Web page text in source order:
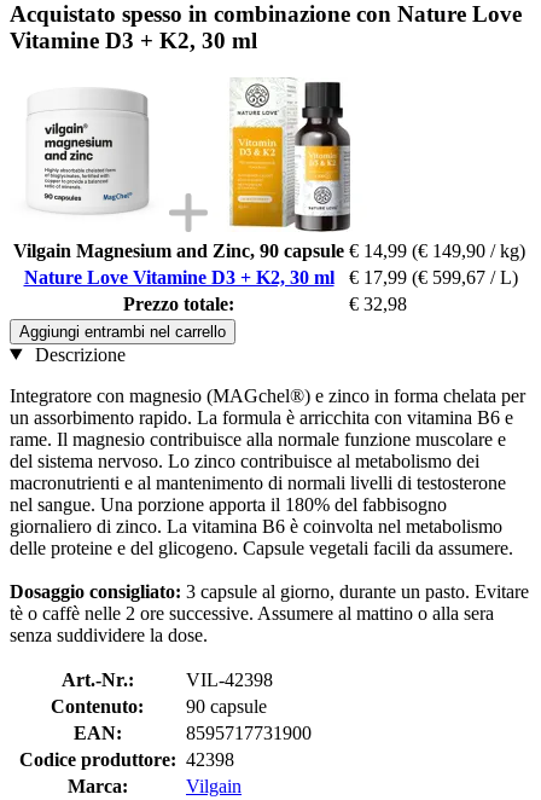
Acquistato spesso in combinazione con Nature Love
Vitamine D3 + K2, 30 ml
Vilgain Magnesium and Zinc, 90 capsule € 14,99 (€ 149,90 / kg)
Nature Love Vitamine D3 + K2, 30 ml
€ 17,99 (€ 599,67 / L)
Prezzo totale:
€ 32,98
Aggiungi entrambi nel carrello
Descrizione
Integratore con magnesio (MAGchel®) e zinco in forma chelata per
un assorbimento rapido. La formula è arricchita con vitamina B6 e
rame. Il magnesio contribuisce alla normale funzione muscolare e
del sistema nervoso. Lo zinco contribuisce al metabolismo dei
macronutrienti e al mantenimento di normali livelli di testosterone
nel sangue. Una porzione apporta il 180% del fabbisogno
giornaliero di zinco. La vitamina B6 è coinvolta nel metabolismo
delle proteine e del glicogeno. Capsule vegetali facili da assumere.
Dosaggio consigliato: 3 capsule al giorno, durante un pasto. Evitare
tè o caffè nelle 2 ore successive. Assumere al mattino o alla sera
senza suddividere la dose.
Art.-Nr.:
VIL-42398
Contenuto:
90 capsule
EAN:
8595717731900
Codice produttore: 42398
Marca:
Vilgain